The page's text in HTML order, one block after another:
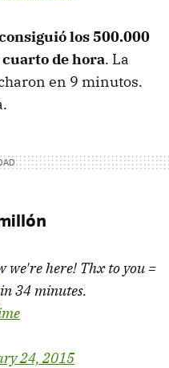
los 500.000
de hora. La
en 9 minutos.
we're here! Thx to you =
34 minutes.
24, 2015